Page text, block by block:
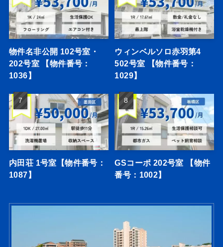
物件名非公開 102号室・
202号室 【物件番号：
1036】
ウィンベルソロ赤羽第4
502号室 【物件番号：
1029】
内田荘 1号室【物件番号：
1087】
GSコーポ 202号室 【物件
番号：1002】